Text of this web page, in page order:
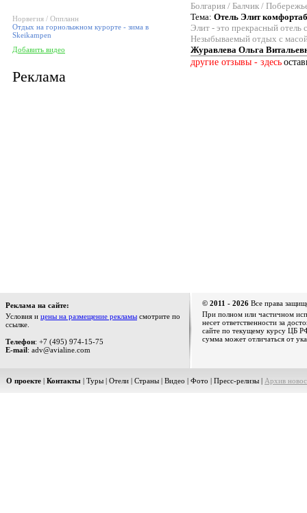
Норвегия / Оппланн
Отдых на горнолыжном курорте - зима в
Skeikampen
Добавить видео
Реклама
Болгария / Балчик /
Тема: Отель Элит
Элит - это прекрасный
Незыбываемый отдых с
Журавлева Ольга
другие отзывы - здесь
Реклама на сайте:
Условия и цены на размещение рекламы смотрите по
ссылке.
Телефон: +7 (495) 974-15-75
E-mail: adv@avialine.com
© 2011 - 2026 Все права
При полном или частичном
несет ответственности за
сайте по текущему курсу ЦБ
сумма может отличаться от
О проекте | Контакты | Туры | Отели | Страны | Видео | Фото | Пресс-релизы | Архив